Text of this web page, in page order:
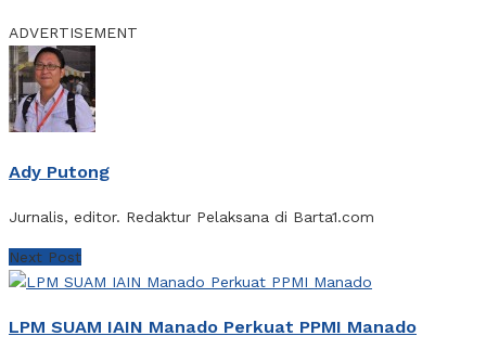
ADVERTISEMENT
Ady Putong
Jurnalis, editor. Redaktur Pelaksana di Barta1.com
Next Post
LPM SUAM IAIN Manado Perkuat PPMI Manado